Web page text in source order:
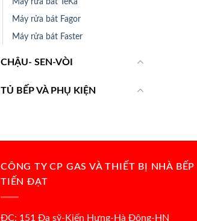
Máy rửa bát Fagor
Máy rửa bát Faster
CHẬU- SEN-VÒI
TỦ BẾP VÀ PHỤ KIỆN
CÔNG TY CP GAS VÀ THIẾT BỊ NHÀ BẾP
TIẾN ĐẠT
ĐC: 151 Đa sỹ-Kiến Hưng-Hà Đông-HN